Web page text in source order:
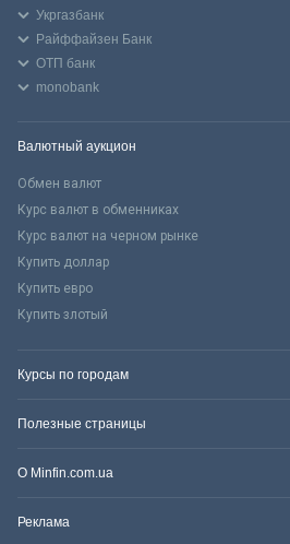
Укргазбанк
Райффайзен Банк
ОТП банк
monobank
Валютный аукцион
Обмен валют
Курс валют в обменниках
Курс валют на черном рынке
Купить доллар
Купить евро
Купить злотый
Курсы по городам
Полезные страницы
О Minfin.com.ua
Реклама